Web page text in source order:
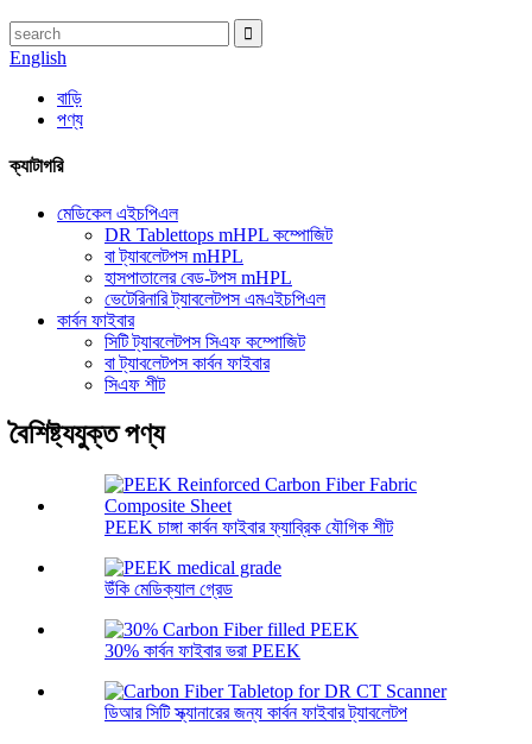
English
বাড়ি
পণ্য
ক্যাটাগরি
মেডিকেল এইচপিএল
DR Tablettops mHPL কম্পোজিট
বা ট্যাবলেটপস mHPL
হাসপাতালের বেড-টপস mHPL
ভেটেরিনারি ট্যাবলেটপস এমএইচপিএল
কার্বন ফাইবার
সিটি ট্যাবলেটপস সিএফ কম্পোজিট
বা ট্যাবলেটপস কার্বন ফাইবার
সিএফ শীট
বৈশিষ্ট্যযুক্ত পণ্য
PEEK চাঙ্গা কার্বন ফাইবার ফ্যাব্রিক যৌগিক শীট
উঁকি মেডিক্যাল গ্রেড
30% কার্বন ফাইবার ভরা PEEK
ডিআর সিটি স্ক্যানারের জন্য কার্বন ফাইবার ট্যাবলেটপ